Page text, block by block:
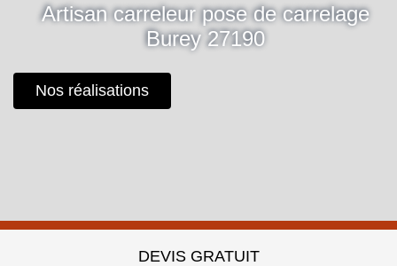
Artisan carreleur pose de carrelage
Burey 27190
Nos réalisations
DEVIS GRATUIT